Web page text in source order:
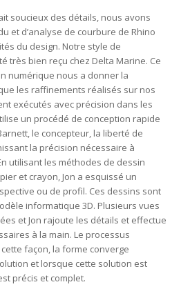
soucieux des détails, nous avons
et d’analyse de courbure de Rhino
du design. Notre style de
très bien reçu chez Delta Marine. Ce
numérique nous a donner la
les raffinements réalisés sur nos
exécutés avec précision dans les
un procédé de conception rapide
le concepteur, la liberté de
la précision nécessaire à
utilisant les méthodes de dessin
et crayon, Jon a esquissé un
ou de profil. Ces dessins sont
informatique 3D. Plusieurs vues
et Jon rajoute les détails et effectue
à la main. Le processus
façon, la forme converge
et lorsque cette solution est
précis et complet.